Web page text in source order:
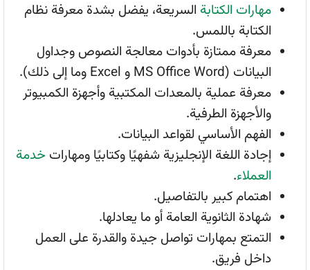
مهارات الكتابة السريعة، يفضل بشدة معرفة نظام
الكتابة باللمس.
معرفة ممتازة بأدوات معالجة النصوص وجداول
البيانات (MS Office Word و Excel وما إلى ذلك).
معرفة عملية بالمعدات المكتبية وأجهزة الكمبيوتر
والأجهزة الطرفية.
الفهم الأساسي لقواعد البيانات.
إجادة اللغة الإنجليزية شفهيًا وكتابيًا ومهارات خدمة
العملاء.
اهتمام كبير بالتفاصيل.
شهادة الثانوية العامة أو ما يعادلها.
التمتع بمهارات تواصل جيدة والقدرة على العمل
داخل فريق.